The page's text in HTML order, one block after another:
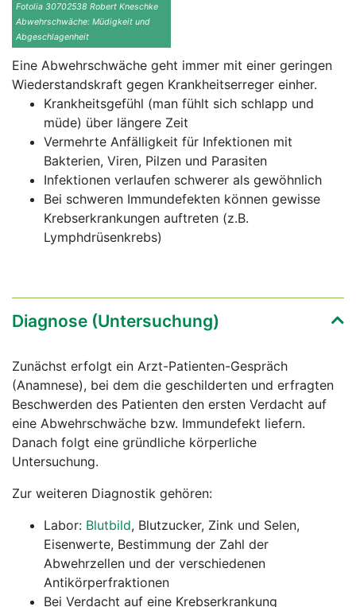
Fotolia 30702538 Robert Kneschke
Abwehrschwäche: Müdigkeit und
Abgeschlagenheit
Eine Abwehrschwäche geht immer mit einer geringen
Wiederstandskraft gegen Krankheitserreger einher.
Krankheitsgefühl (man fühlt sich schlapp und
müde) über längere Zeit
Vermehrte Anfälligkeit für Infektionen mit
Bakterien, Viren, Pilzen und Parasiten
Infektionen verlaufen schwerer als gewöhnlich
Bei schweren Immundefekten können gewisse
Krebserkrankungen auftreten (z.B.
Lymphdrüsenkrebs)
Diagnose (Untersuchung)
Zunächst erfolgt ein Arzt-Patienten-Gespräch
(Anamnese), bei dem die geschilderten und erfragten
Beschwerden des Patienten den ersten Verdacht auf
eine Abwehrschwäche bzw. Immundefekt liefern.
Danach folgt eine gründliche körperliche
Untersuchung.
Zur weiteren Diagnostik gehören:
Labor: Blutbild, Blutzucker, Zink und Selen,
Eisenwerte, Bestimmung der Zahl der
Abwehrzellen und der verschiedenen
Antikörperfraktionen
Bei Verdacht auf eine Krebserkrankung